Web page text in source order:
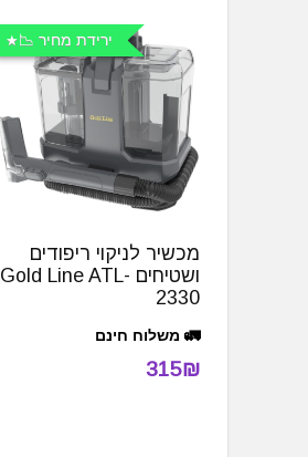
ירידת מחיר 📉
מכשיר לניקוי ריפודים
ושטיחים Gold Line ATL-
2330
🚛 משלוח חינם
315₪